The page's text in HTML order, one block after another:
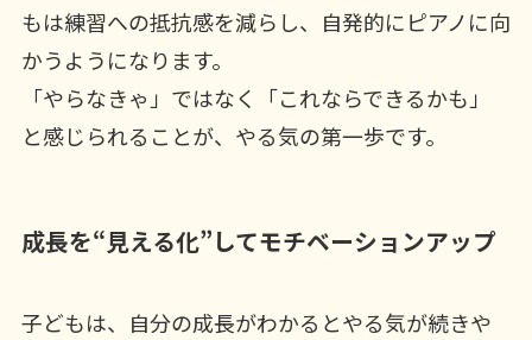
もは練習への抵抗感を減らし、自発的にピアノに向
かうようになります。
「やらなきゃ」ではなく「これならできるかも」
と感じられることが、やる気の第一歩です。
成長を“見える化”してモチベーションアップ
子どもは、自分の成長がわかるとやる気が続きや